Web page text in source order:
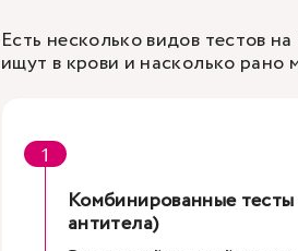
Есть несколько видов тестов
ищут в крови и насколько рано
Комбинированные
антитела)